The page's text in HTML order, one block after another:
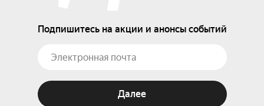
Подпишитесь на акции и анонсы событий
Далее